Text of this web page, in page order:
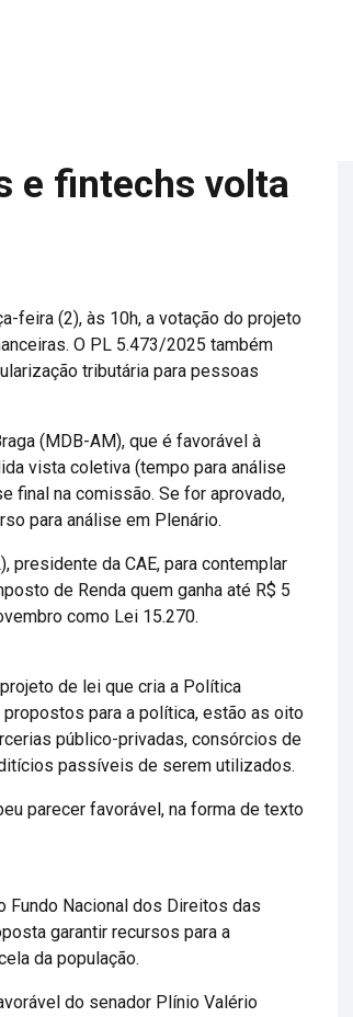
e fintechs volta
feira (2), às 10h, a votação do projeto
O PL 5.473/2025 também
tributária para pessoas
(MDB-AM), que é favorável à
vista coletiva (tempo para análise
final na comissão. Se for aprovado,
para análise em Plenário.
presidente da CAE, para contemplar
de Renda quem ganha até R$ 5
como Lei 15.270.
de lei que cria a Política
para a política, estão as oito
público-privadas, consórcios de
passíveis de serem utilizados.
parecer favorável, na forma de texto
Fundo Nacional dos Direitos das
garantir recursos para a
da população.
do senador Plínio Valério